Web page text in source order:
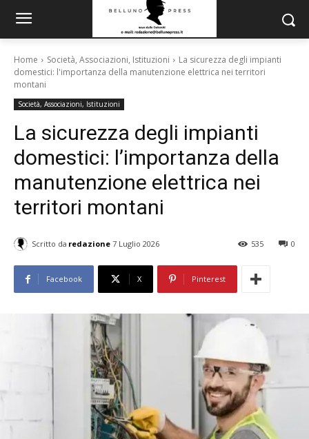
Home Società, Associazioni, Istituzioni
La sicurezza degli impianti
domestici: l'importanza della manutenzione elettrica nei territori
montani
Società, Associazioni, Istituzioni
La sicurezza degli impianti
domestici: l’importanza della
manutenzione elettrica nei
territori montani
Scritto da redazione 7 Luglio 2026 0
535
Facebook X Pinterest